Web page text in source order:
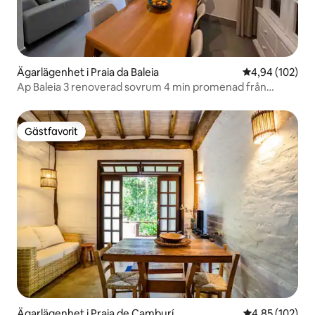
Ägarlägenhet i Praia da Baleia 4,94 av 5 i
4,94 (102)
Ap Baleia 3 renoverad sovrum 4 min promenad från
Gästfavorit
Gästfavorit